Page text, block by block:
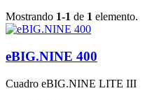
Mostrando 1-1 de 1 elemento.
eBIG.NINE 400
Cuadro eBIG.NINE LITE III